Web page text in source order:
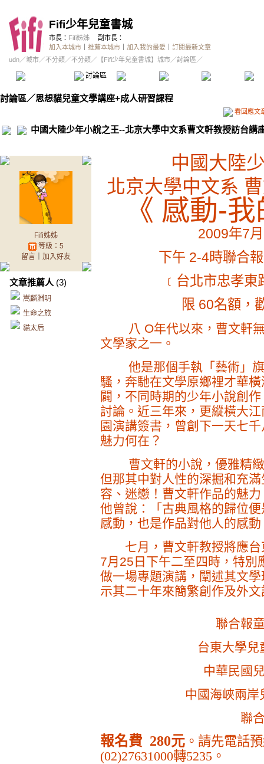
Fifi少年兒童書城
市長： Fifi姊姊
副市長：
加入本城市
推薦本城市 加入我的最愛
訂閱最新文章
udn／城市／不分類 ／不分類 ／ 【Fifi少年兒童書城】城市／討論區／
討論區 精華區 投票區 影像館
討論區／思想貓兒童文學講座+成人研習課程
看回應文
中國大陸少年小說之王--北京大學中文系曹文軒教授訪台講
Fifi姊姊
等級：5
留言｜ 加入好友
文章推薦人 (3)
嵩麟淵明
生命之旅
貓太后
中國大陸
北京大學中文系
《 感動-
2009年7
下午 2-4時聯合
﹝台北市忠孝
限 60名額，
八 O年代以來，曹文軒無
文學家之一。
他是那個手執「藝術」旗
騷，奔馳在文學原鄉裡才華
闢，不同時期的少年小說創
討論。近三年來，更縱橫大
園演講簽書，曾創下一天七
魅力何在？
曹文軒的小說，優雅精緻
但那其中對人性的深掘和充
容、迷戀！曹文軒作品的魅
他曾說：「古典風格的歸位
感動，也是作品對他人的感動
七月，曹文軒教授將應台
7月25日下午二至四時，特別
做一場專題演講，闡述其文
示其二十年來簡繁創作及外
聯合報
台東大學兒
中華民國
中國海峽兩岸
聯
報名費 280元 。請先電話
(02)27631000轉5235 。